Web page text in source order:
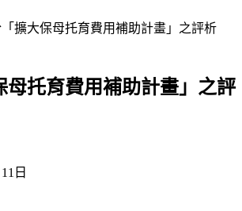
擴大保母托育費用補助計畫」之評析
母托育費用補助計畫」之評
日